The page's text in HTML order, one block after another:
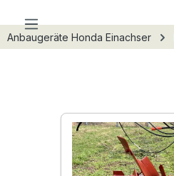
Anbaugeräte Honda Einachser